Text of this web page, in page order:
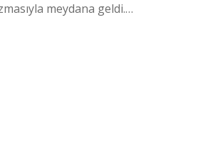
meydana geldi.…